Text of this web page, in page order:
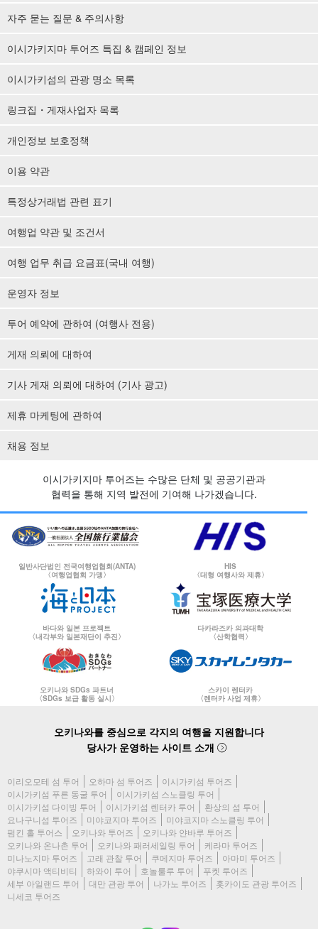
자주 묻는 질문 & 주의사항
이시가키지마 투어즈 특집 & 캠페인 정보
이시가키섬의 관광 명소 목록
링크집・게재사업자 목록
개인정보 보호정책
이용 약관
특정상거래법 관련 표기
여행업 약관 및 조건서
여행 업무 취급 요금표(국내 여행)
운영자 정보
투어 예약에 관하여 (여행사 전용)
게재 의뢰에 대하여
기사 게재 의뢰에 대하여 (기사 광고)
제휴 마케팅에 관하여
채용 정보
이시가키지마 투어즈는 수많은 단체 및 공공기관과
협력을 통해 지역 발전에 기여해 나가겠습니다.
일반사단법인 전국여행업협회(ANTA)
〈여행업협회 가맹〉
HIS
〈대형 여행사와 제휴〉
바다와 일본 프로젝트
〈내각부와 일본재단이 추진〉
다카라즈카 의과대학
〈산학협력〉
오키나와 SDGs 파트너
〈SDGs 보급 활동 실시〉
스카이 렌터카
〈렌터카 사업 제휴〉
오키나와를 중심으로 각지의 여행을 지원합니다
당사가 운영하는 사이트 소개
이리오모테 섬 투어 오하마 섬 투어즈
이시가키섬 투어즈
이시가키섬 푸른 동굴 투어
이시가키섬 스노클링 투어
이시가키섬 다이빙 투어
이시가키섬 렌터카 투어
환상의 섬 투어
요나구니섬 투어즈
미야코지마 투어즈
미야코지마 스노클링 투어
펌킨 홀 투어스
오키나와 투어즈
오키나와 얀바루 투어즈
오키나와 온나촌 투어
오키나와 패러세일링 투어
케라마 투어즈
미나노지마 투어즈
고래 관찰 투어 쿠메지마 투어즈
아마미 투어즈
야쿠시마 액티비티
하와이 투어 호놀룰루 투어
푸켓 투어즈
세부 아일랜드 투어
대만 관광 투어 나가노 투어즈
홋카이도 관광 투어즈
니세코 투어즈